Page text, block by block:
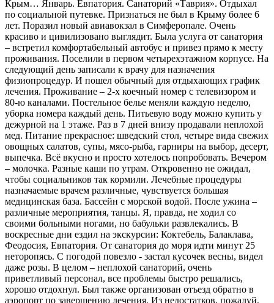
Крым… Январь. Евпатория. Санаторий «Таврия». Отдыхал
по социальной путевке. Признаться не был в Крыму более 6
лет. Поразил новый авиавокзал в Симферопале. Очень
красиво и цивилизовано выглядит. Была услуга от санатория
– встретил комфортабельный автобус и привез прямо к месту
проживания. Поселили в первом четырехэтажном корпусе. На
следующий день записали к врачу для назначения
физиопроцедур. И пошел обычный для отдыхающих график
лечения. Проживание – 2-х коечный номер с телевизором и
80-ю каналами. Постельное белье меняли каждую неделю,
уборка номера каждый день. Питьевую воду можно купить у
дежурной на 1 этаже. Раз в 7 дней внизу продавали неплохой
мед. Питание прекрасное: шведский стол, четыре вида свежих
овощных салатов, супы, мясо-рыба, гарниры на выбор, десерт,
выпечка. Всё вкусно и просто хотелось попробовать. Вечером
– молочка. Разные каши по утрам. Откровенно не ожидал,
чтобы социальников так кормили. Лечебные процедуры
назначаемые врачем различные, чувствуется большая
медицинская база. Бассейн с морской водой. После ужина –
различные мероприятия, танцы. Я, правда, не ходил со
своими больными ногами, но бабульки развлекались. В
воскресные дни ездил на экскурсии: Коктебель, Балаклава,
Феодосия, Евпатория. От санатория до моря идти минут 25
неторопясь. С погодой повезло - застал кусочек весны, видел
даже розы. В целом – неплохой санаторий, очень
приветливый персонал, все проблемы быстро решались,
хорошо отдохнул. Был также организован отъезд обратно в
аэропорт по завершению лечения. Из недостатков, пожалуй,